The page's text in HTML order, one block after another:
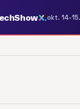
okt. 14-15.